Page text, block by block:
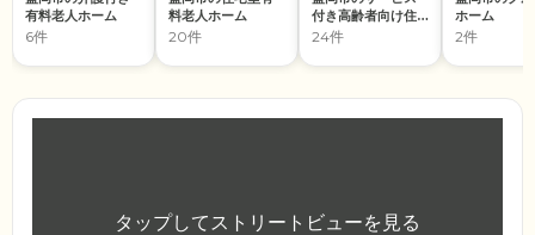
有料老人ホーム
6件
料老人ホーム
20件
付き高齢者向け住
宅
24件
ホーム
2件